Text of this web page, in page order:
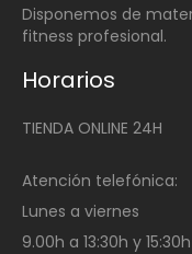
Disponemos de
fitness profesional.
Horarios
TIENDA ONLINE 24H
Atención telefónica:
Lunes a viernes
9.00h a 13:30h y